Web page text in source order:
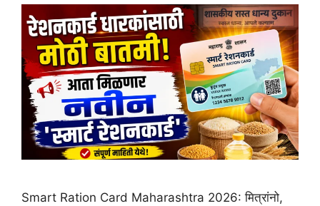
Smart Ration Card Maharashtra 2026: मित्रांनो,